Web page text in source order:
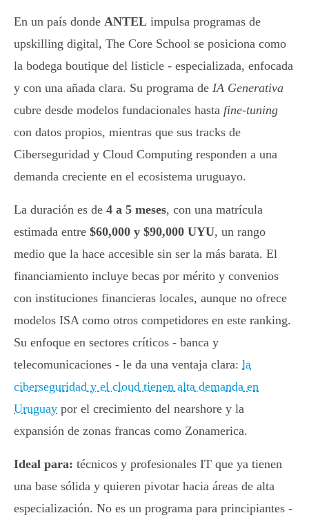
En un país donde ANTEL impulsa programas de
upskilling digital, The Core School se posiciona como
la bodega boutique del listicle - especializada, enfocada
y con una añada clara. Su programa de IA Generativa
cubre desde modelos fundacionales hasta fine-tuning
con datos propios, mientras que sus tracks de
Ciberseguridad y Cloud Computing responden a una
demanda creciente en el ecosistema uruguayo.
La duración es de 4 a 5 meses, con una matrícula
estimada entre $60,000 y $90,000 UYU, un rango
medio que la hace accesible sin ser la más barata. El
financiamiento incluye becas por mérito y convenios
con instituciones financieras locales, aunque no ofrece
modelos ISA como otros competidores en este ranking.
Su enfoque en sectores críticos - banca y
telecomunicaciones - le da una ventaja clara: la
ciberseguridad y el cloud tienen alta demanda en
Uruguay por el crecimiento del nearshore y la
expansión de zonas francas como Zonamerica.
Ideal para: técnicos y profesionales IT que ya tienen
una base sólida y quieren pivotar hacia áreas de alta
especialización. No es un programa para principiantes -